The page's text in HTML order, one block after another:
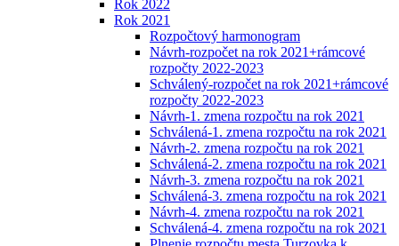
Rok 2022
Rok 2021
Rozpočtový harmonogram
Návrh-rozpočet na rok 2021+rámcové
rozpočty 2022-2023
Schválený-rozpočet na rok 2021+rámcové
rozpočty 2022-2023
Návrh-1. zmena rozpočtu na rok 2021
Schválená-1. zmena rozpočtu na rok 2021
Návrh-2. zmena rozpočtu na rok 2021
Schválená-2. zmena rozpočtu na rok 2021
Návrh-3. zmena rozpočtu na rok 2021
Schválená-3. zmena rozpočtu na rok 2021
Návrh-4. zmena rozpočtu na rok 2021
Schválená-4. zmena rozpočtu na rok 2021